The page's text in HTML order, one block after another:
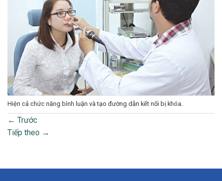
Hiện cả chức năng bình luận và tạo đường dẫn kết nối bị khóa.
← Trước
Tiếp theo →